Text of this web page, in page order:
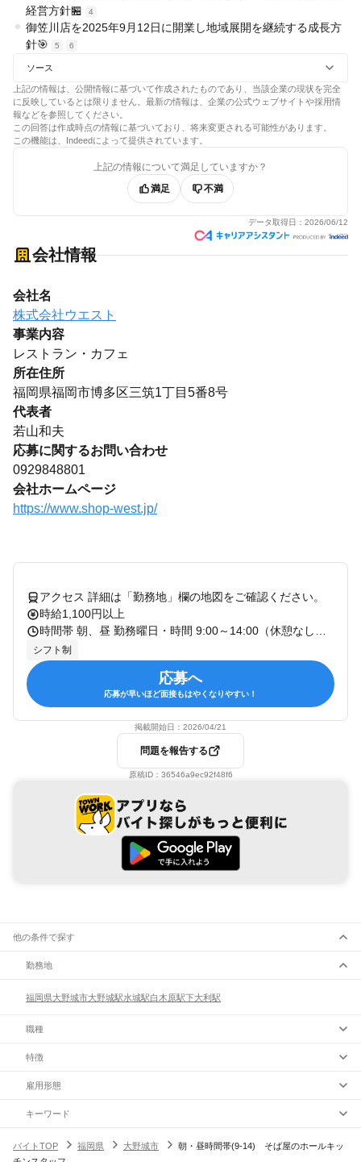
経営方針🏪
4
御笠川店を2025年9月12日に開業し地域展開を継続する成長方
針🎯
5 6
ソース
上記の情報は、公開情報に基づいて作成されたものであり、当該企業の現状を完全
に反映しているとは限りません。最新の情報は、企業の公式ウェブサイトや採用情
報などを参照してください。
この回答は作成時点の情報に基づいており、将来変更される可能性があります。
この機能は、Indeedによって提供されています。
上記の情報について満足していますか？
満足
不満
データ取得日： 2026/06/12
会社情報
会社名
株式会社ウエスト
事業内容
レストラン・カフェ
所在住所
福岡県福岡市博多区三筑1丁目5番8号
代表者
若山和夫
応募に関するお問い合わせ
0929848801
会社ホームページ
https://www.shop-west.jp/
アクセス 詳細は「勤務地」欄の地図をご確認ください。
時給1,100円以上
シフト制
応募へ
応募が早いほど面接もはやくなりやすい！
掲載開始日： 2026/04/21
問題を報告する
原稿ID： 36546a9ec92f48f6
他の条件で探す
勤務地
福岡県大野城市大野城駅水城駅白木原駅下大利駅
職種
特徴
雇用形態
キーワード
バイトTOP 福岡県 大野城市
朝・昼時間帯(9-14) そば屋のホールキッ